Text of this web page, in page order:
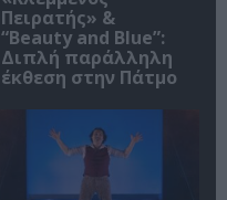
Πειρατής» &
“Beauty and Blue”:
Διπλή παράλληλη
έκθεση στην Πάτμο